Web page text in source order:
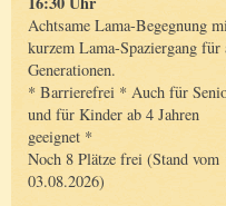
Achtsame Lama-Begegnung
kurzem Lama-Spaziergang für
Generationen.
* Barrierefrei * Auch für
und für Kinder ab 4 Jahren
geeignet *
Noch 8 Plätze frei (Stand vom
03.08.2026)